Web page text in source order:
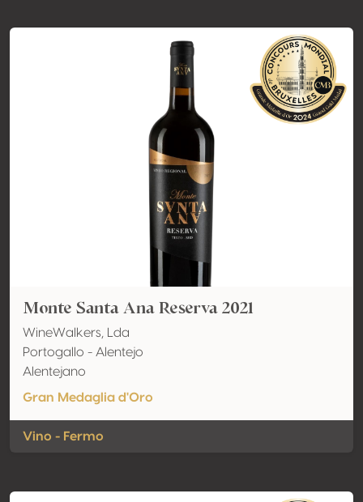
Monte Santa Ana Reserva 2021
WineWalkers, Lda
Portogallo - Alentejo
Alentejano
Gran Medaglia d'Oro
Vino - Fermo